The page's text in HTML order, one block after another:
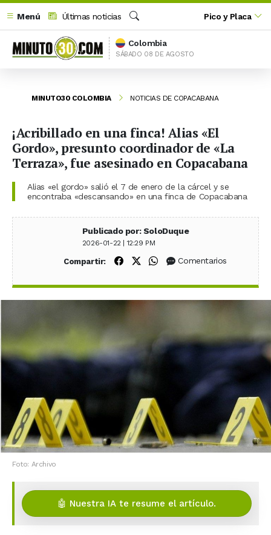
Menú
Últimas noticias
Buscar
Pico y Placa
Colombia
SÁBADO 08 DE AGOSTO
MINUTO30 COLOMBIA NOTICIAS DE COPACABANA
¡Acribillado en una finca! Alias «El
Gordo», presunto coordinador de «La
Terraza», fue asesinado en Copacabana
Alias «el gordo» salió el 7 de enero de la cárcel y se
encontraba «descansando» en una finca de Copacabana
Publicado por: SoloDuque
2026-01-22 | 12:29 PM
Compartir: Compartir en Facebook
Compartir en X (Twitter)
Compartir en WhatsApp
Comentarios
Foto: Archivo
🤖 Nuestra IA te resume el artículo.